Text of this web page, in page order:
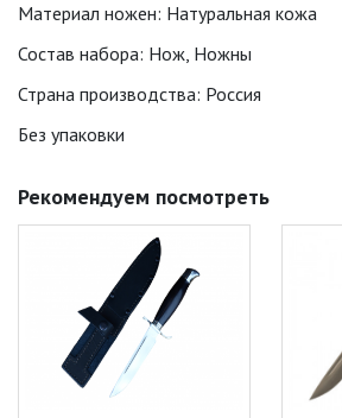
Материал ножен: Натуральная кожа
Состав набора: Нож, Ножны
Страна производства: Россия
Без упаковки
Рекомендуем посмотреть